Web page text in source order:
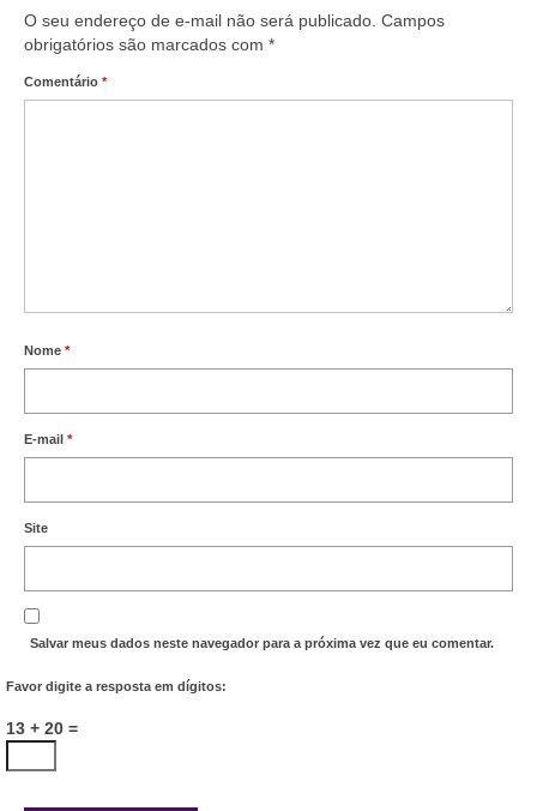
O seu endereço de e-mail não será publicado. Campos
obrigatórios são marcados com *
Comentário *
Nome *
E-mail *
Site
Salvar meus dados neste navegador para a próxima vez que eu comentar.
Favor digite a resposta em dígitos:
13 + 20 =